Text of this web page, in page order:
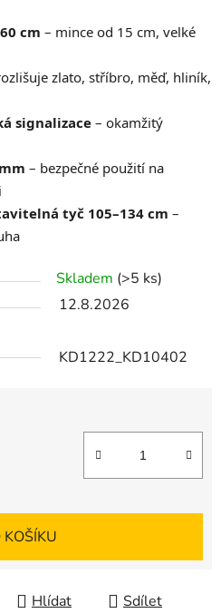
cm – mince od 15 cm, velké
zlato, stříbro, měď, hliník,
signalizace – okamžitý
– bezpečné použití na
tyč 105–134 cm –
Skladem (>5 ks)
12.8.2026
KD1222_KD10402
KOŠÍKU
Hlídat Sdílet